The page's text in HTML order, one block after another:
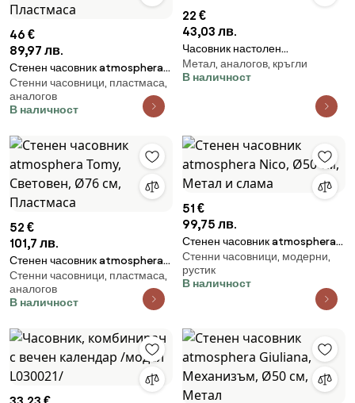
46 €
89,97 лв.
Стенен часовник atmosphera
Sarkis, Механизъм, Ø51 см,
Пластмаса
Стенни часовници, пластмаса,
аналогов
В наличност
22 €
43,03 лв.
Часовник настолен
atmosphera Max, 21x27 см,
Метал
Метал, аналогов, кръгли
В наличност
52 €
101,7 лв.
Стенен часовник atmosphera
Tomy, Световен, Ø76 см,
Пластмаса
Стенни часовници, пластмаса,
аналогов
В наличност
51 €
99,75 лв.
Стенен часовник atmosphera
Nico, Ø50 см, Метал и слама
Стенни часовници, модерни,
рустик
В наличност